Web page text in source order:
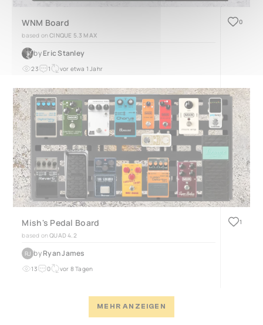
WNM Board
based on CINQUE 5.3 MAX
byEric Stanley
23 1 vor etwa 1 Jahr
0
Mish's Pedal Board
based on QUAD 4.2
RJ byRyan James
13 0 vor 8 Tagen
1
MEHR ANZEIGEN